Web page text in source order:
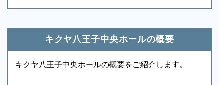
台車）の手配、ご安置先（霊安室・安置室）などにつ
いても、ご案内をいたします。
キクヤ八王子中央ホールの概要
キクヤ八王子中央ホールの概要をご紹介します。